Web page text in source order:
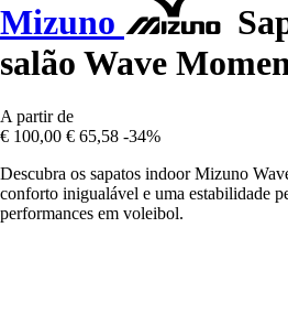
Mizuno
salão Wave
A partir de
€ 100,00 € 65,58 -34%
Descubra os sapatos indoor Mizuno
conforto inigualável e uma estabilidade
performances em voleibol.